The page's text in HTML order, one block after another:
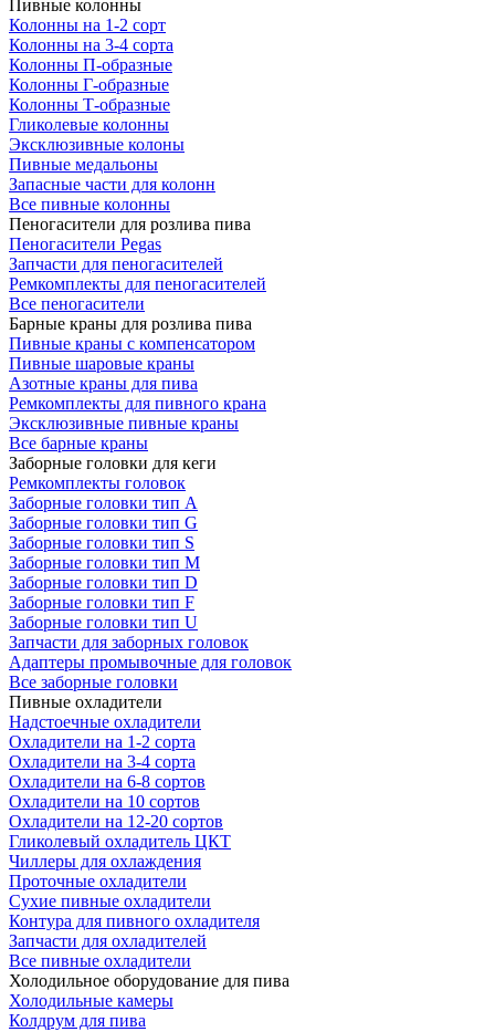
Пивные колонны
Колонны на 1-2 сорт
Колонны на 3-4 сорта
Колонны П-образные
Колонны Г-образные
Колонны Т-образные
Гликолевые колонны
Эксклюзивные колоны
Пивные медальоны
Запасные части для колонн
Все пивные колонны
Пеногасители для розлива пива
Пеногасители Pegas
Запчасти для пеногасителей
Ремкомплекты для пеногасителей
Все пеногасители
Барные краны для розлива пива
Пивные краны с компенсатором
Пивные шаровые краны
Азотные краны для пива
Ремкомплекты для пивного крана
Эксклюзивные пивные краны
Все барные краны
Заборные головки для кеги
Ремкомплекты головок
Заборные головки тип А
Заборные головки тип G
Заборные головки тип S
Заборные головки тип M
Заборные головки тип D
Заборные головки тип F
Заборные головки тип U
Запчасти для заборных головок
Адаптеры промывочные для головок
Все заборные головки
Пивные охладители
Надстоечные охладители
Охладители на 1-2 сорта
Охладители на 3-4 сорта
Охладители на 6-8 сортов
Охладители на 10 сортов
Охладители на 12-20 сортов
Гликолевый охладитель ЦКТ
Чиллеры для охлаждения
Проточные охладители
Сухие пивные охладители
Контура для пивного охладителя
Запчасти для охладителей
Все пивные охладители
Холодильное оборудование для пива
Холодильные камеры
Колдрум для пива